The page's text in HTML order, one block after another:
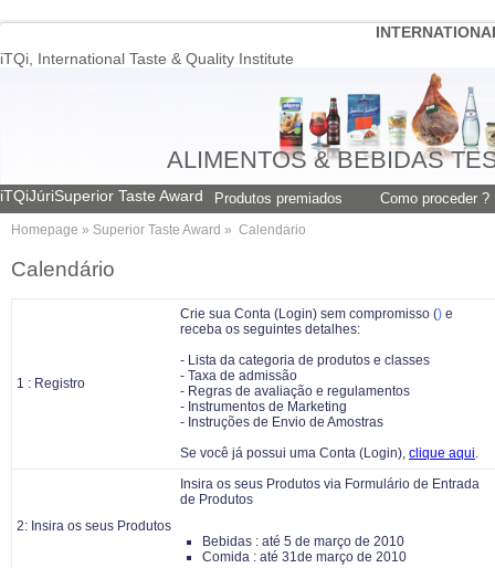
iTQi, International Taste & Quality Institute
ALIMENTOS & BEBIDAS
iTQiJúriSuperior Taste Award Produtos premiados Como proceder ?
Homepage » Superior Taste Award » Calendário
Calendário
1 : Registro
Crie sua Conta (Login) sem compromisso () e
receba os seguintes detalhes:
- Lista da categoria de produtos e classes
- Taxa de admissão
- Regras de avaliação e regulamentos
- Instrumentos de Marketing
- Instruções de Envio de Amostras
Se você já possui uma Conta (Login), clique aqui.
2: Insira os seus Produtos
Insira os seus Produtos via Formulário de Entrada
de Produtos
Bebidas : até 5 de março de 2010
Comida : até 31de março de 2010